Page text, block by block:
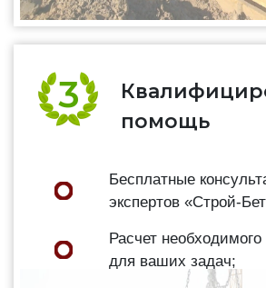
помощь
Бесплатные
экспертов «Строй-
Расчет
для ваших задач;